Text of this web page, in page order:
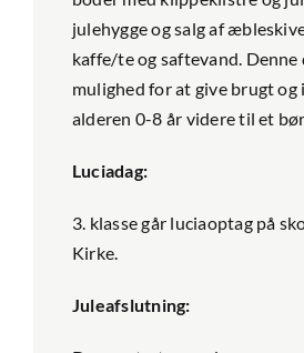
julehygge og salg af
kaffe/te og saftevand. Denne
mulighed for at give brugt
alderen 0-8 år videre til et
Luciadag:
3. klasse går luciaoptag på
Kirke.
Juleafslutning: